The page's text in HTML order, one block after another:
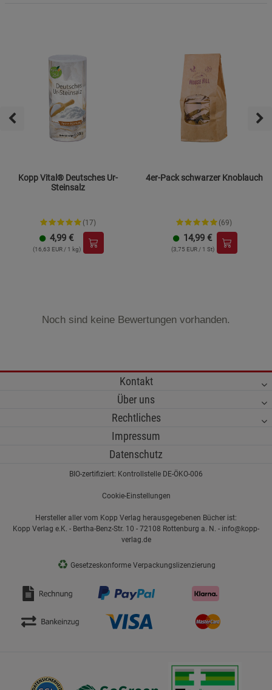
Kopp Vital® Deutsches Ur-
Steinsalz
(17)
4,99 €
(16,63 EUR / 1 kg)
4er-Pack schwarzer Knoblauch
(69)
14,99 €
(3,75 EUR / 1 St)
Noch sind keine Bewertungen vorhanden.
Kontakt
Über uns
Rechtliches
Impressum
Datenschutz
BIO-zertifiziert: Kontrollstelle DE-ÖKO-006
Cookie-Einstellungen
Hersteller aller vom Kopp Verlag herausgegebenen Bücher ist:
Kopp Verlag e.K. - Bertha-Benz-Str. 10 - 72108 Rottenburg a. N. - info@kopp-
verlag.de
♻ Gesetzeskonforme Verpackungslizenzierung